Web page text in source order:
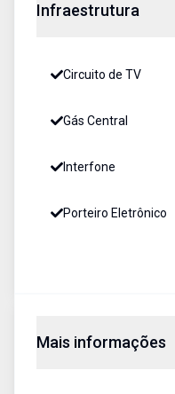
Infraestrutura
Circuito de TV
Gás Central
Interfone
Porteiro Eletrônico
Mais informações